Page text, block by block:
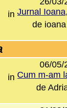
in
de
06/05/
in
de